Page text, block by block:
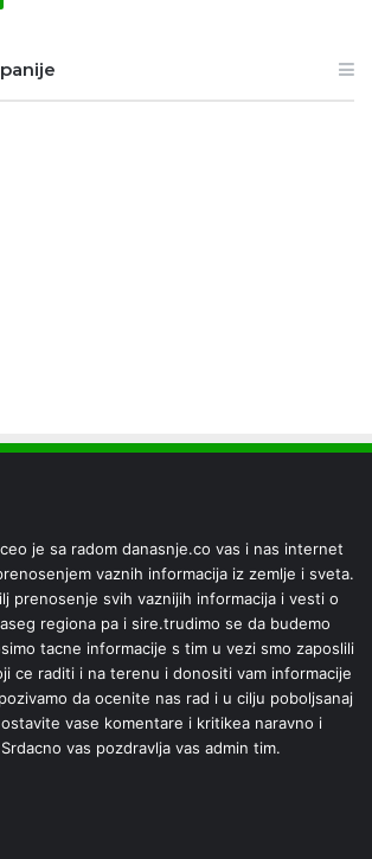
je sa radom danasnje.co vas i nas internet
vaznih informacija iz zemlje i sveta.
prenosenje svih vaznijih informacija i vesti o
regiona pa i sire.trudimo se da budemo
tacne informacije s tim u vezi smo zaposlili
ce raditi i na terenu i donositi vam informacije
da ocenite nas rad i u cilju poboljsanaj
vase komentare i kritikea naravno i
vas pozdravlja vas admin tim.